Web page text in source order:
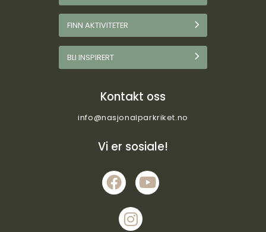
FINN AKTIVITETER
BLI INSPIRERT
Kontakt oss
info@nasjonalparkriket.no
Vi er sosiale!